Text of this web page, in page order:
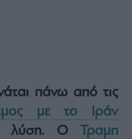
πάνω από τις
με το Ιράν
λύση. Ο Τραμπ